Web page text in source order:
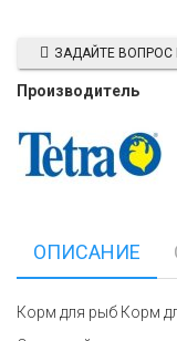
ЗАДАЙТЕ
Производитель
ОПИСАНИЕ
Корм для рыб Корм